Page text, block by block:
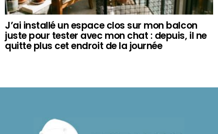
J’ai installé un espace clos sur mon balcon
juste pour tester avec mon chat : depuis, il ne
quitte plus cet endroit de la journée